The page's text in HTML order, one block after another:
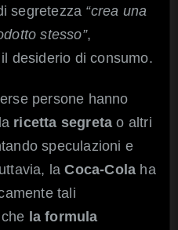
segretezza “crea una
stesso”,
desiderio di consumo.
persone hanno
ricetta segreta o altri
speculazioni e
laCoca-Cola ha
tali
la formula